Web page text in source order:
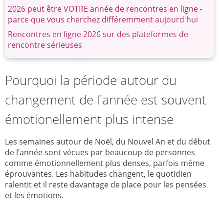
2026 peut être VOTRE année de rencontres en ligne -
parce que vous cherchez différemment aujourd'hui
Rencontres en ligne 2026 sur des plateformes de
rencontre sérieuses
Pourquoi la période autour du
changement de l'année est souvent
émotionellement plus intense
Les semaines autour de Noël, du Nouvel An et du début
de l’année sont vécues par beaucoup de personnes
comme émotionnellement plus denses, parfois même
éprouvantes. Les habitudes changent, le quotidien
ralentit et il reste davantage de place pour les pensées
et les émotions.